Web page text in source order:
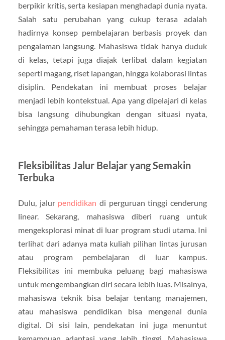
berpikir kritis, serta kesiapan menghadapi dunia nyata.
Salah satu perubahan yang cukup terasa adalah
hadirnya konsep pembelajaran berbasis proyek dan
pengalaman langsung. Mahasiswa tidak hanya duduk
di kelas, tetapi juga diajak terlibat dalam kegiatan
seperti magang, riset lapangan, hingga kolaborasi lintas
disiplin. Pendekatan ini membuat proses belajar
menjadi lebih kontekstual. Apa yang dipelajari di kelas
bisa langsung dihubungkan dengan situasi nyata,
sehingga pemahaman terasa lebih hidup.
Fleksibilitas Jalur Belajar yang Semakin
Terbuka
Dulu, jalur pendidikan di perguruan tinggi cenderung
linear. Sekarang, mahasiswa diberi ruang untuk
mengeksplorasi minat di luar program studi utama. Ini
terlihat dari adanya mata kuliah pilihan lintas jurusan
atau program pembelajaran di luar kampus.
Fleksibilitas ini membuka peluang bagi mahasiswa
untuk mengembangkan diri secara lebih luas. Misalnya,
mahasiswa teknik bisa belajar tentang manajemen,
atau mahasiswa pendidikan bisa mengenal dunia
digital. Di sisi lain, pendekatan ini juga menuntut